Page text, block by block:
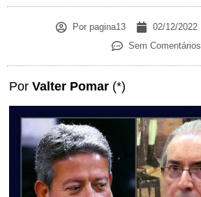
Porpagina13 02/12/2022
Sem Comentários
Por Valter Pomar (*)